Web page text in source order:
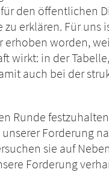
den öffentlichen
erklären. Für uns
erhoben worden,
wirkt: in der
auch bei der
Runde
Forderung
sie auf
Forderung